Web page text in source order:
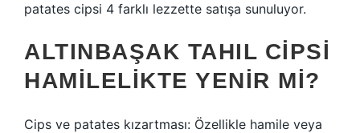
patates cipsi 4 farklı lezzette satışa sunuluyor.
ALTINBAŞAK TAHIL CIPSI
HAMILELIKTE YENIR MI?
Cips ve patates kızartması: Özellikle hamile veya